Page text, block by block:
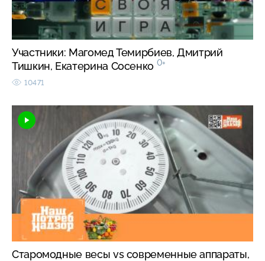
Участники: Магомед Темирбиев, Дмитрий
Тишкин, Екатерина Сосенко 0+
10471
Старомодные весы vs современные аппараты,